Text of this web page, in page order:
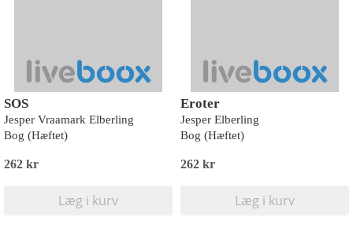
SOS
Jesper Vraamark Elberling
Bog (Hæftet)
262 kr
Læg i kurv
Eroter
Jesper Elberling
Bog (Hæftet)
262 kr
Læg i kurv